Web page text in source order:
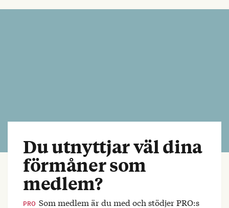
Du utnyttjar väl dina
förmåner som
medlem?
PRO Som medlem är du med och stödjer PRO:s